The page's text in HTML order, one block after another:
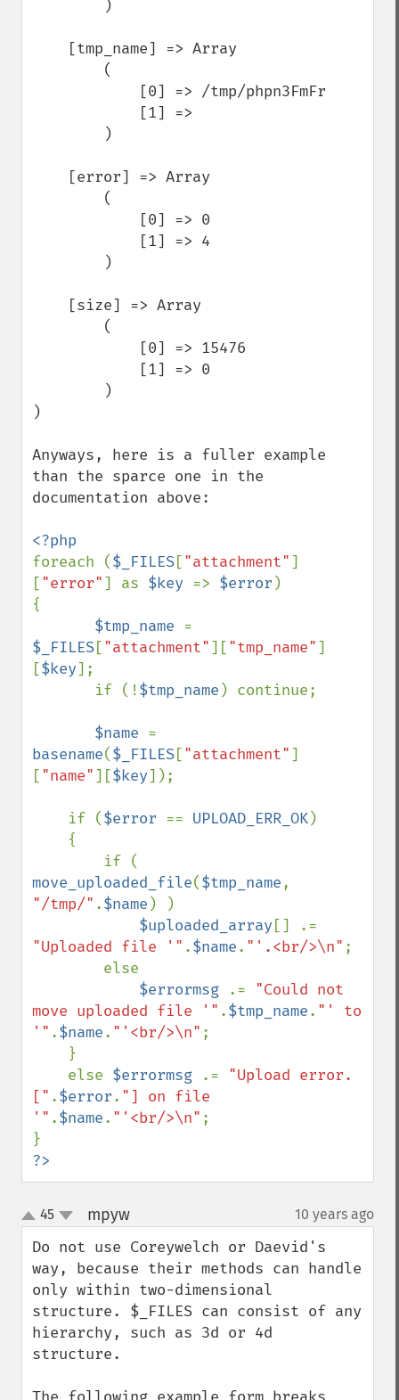
)
Anyways, here is a fuller example
than the sparce one in the
documentation above:
foreach ($_FILES["attachment"]
["error"] as $key => $error )
{
$tmp_name
$_FILES["attachment"]["tmp_name"]
[$key];
       if (!
$tmp_name ) continue;
$name
basename($_FILES["attachment"]
["name"][$key]);
    if (
$error == UPLOAD_ERR_OK)
move_uploaded_file($tmp_name
"/tmp/" .$name ) )
$uploaded_array
"Uploaded file '" .$name. "'.<br/>\n" ;
$errormsg
.= "Could not
move uploaded file '" .$tmp_name. "' to
'" .$name. "'<br/>\n" ;
    else
$errormsg .= "Upload error.
[" .$error. "] on file
'" .$name. "'<br/>\n" ;
?>
up
down
45 mpyw¶ 10 years ago
Do not use Coreywelch or Daevid's
way, because their methods can handle
only within two-dimensional
structure. $_FILES can consist of any
hierarchy, such as 3d or 4d
structure.